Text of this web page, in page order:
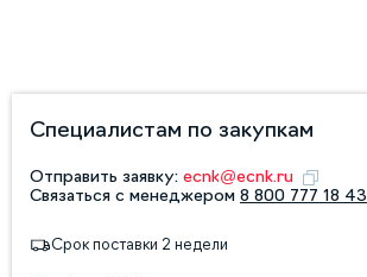
Специалистам по закупкам
Отправить заявку: ecnk@ecnk.ru
Связаться с менеджером 8 800 777 18 43
Срок поставки 2 недели